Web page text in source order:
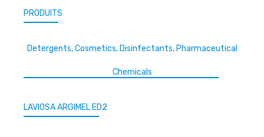
PRODUITS
Detergents, Cosmetics, Disinfectants, Pharmaceutical
Chemicals
LAVIOSA ARGIMEL ED2